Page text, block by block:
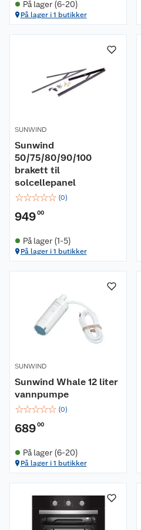
På lager (6-20)
På lager i 1 butikker
SUNWIND
Sunwind
50/75/80/90/100
brakett til
solcellepanel
☆☆☆☆☆ (0)
94900
På lager (1-5)
På lager i 1 butikker
SUNWIND
Sunwind Whale 12 liter
vannpumpe
☆☆☆☆☆ (0)
68900
På lager (6-20)
På lager i 1 butikker